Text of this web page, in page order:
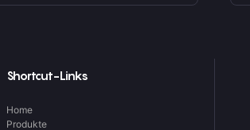
Shortcut-Links
Home
Produkte